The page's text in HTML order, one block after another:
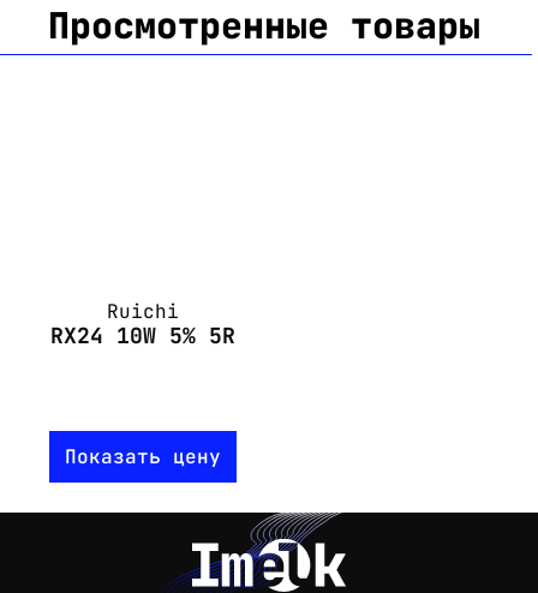
Просмотренные товары
Ruichi
RX24 10W 5% 5R
Показать цену